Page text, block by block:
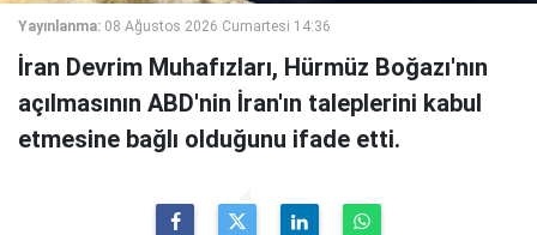
Yayınlanma: 08 Ağustos 2026 Cumartesi 14:36
İran Devrim Muhafızları, Hürmüz Boğazı'nın
açılmasının ABD'nin İran'ın taleplerini kabul
etmesine bağlı olduğunu ifade etti.